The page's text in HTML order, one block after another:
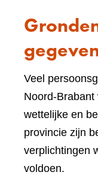
Veel
Noord-
wettelijke en
provincie zijn
verplichtingen
voldoen.